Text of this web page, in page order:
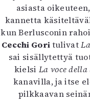
asiasta
kannetta
kun Berlusconin
Cecchi Goritulivat
sai sisällytettyä
kielsi La voce
kanavilla, ja itse
pilkkaavan